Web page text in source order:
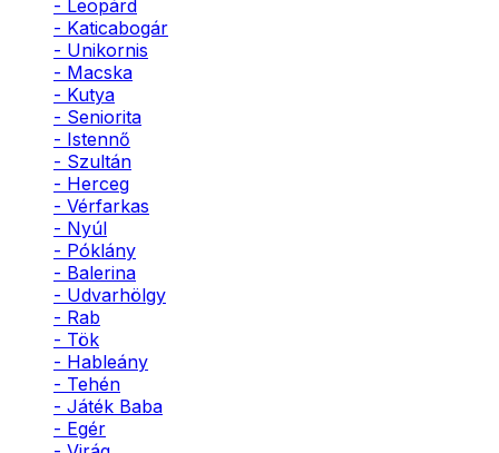
- Leopárd
- Katicabogár
- Unikornis
- Macska
- Kutya
- Seniorita
- Istennő
- Szultán
- Herceg
- Vérfarkas
- Nyúl
- Póklány
- Balerina
- Udvarhölgy
- Rab
- Tök
- Hableány
- Tehén
- Játék Baba
- Egér